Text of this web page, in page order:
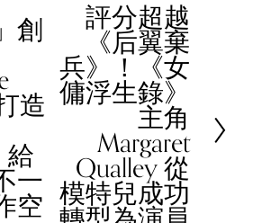
創
造
給
一
空
評分超越
《后翼棄
兵》！《女
傭浮生錄》
主角
Margaret
Qualley 從
模特兒成功